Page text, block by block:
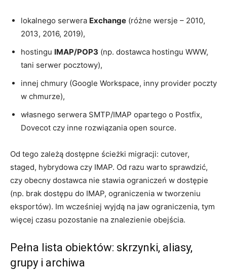
lokalnego serwera Exchange (różne wersje – 2010,
2013, 2016, 2019),
hostingu IMAP/POP3 (np. dostawca hostingu WWW,
tani serwer pocztowy),
innej chmury (Google Workspace, inny provider poczty
w chmurze),
własnego serwera SMTP/IMAP opartego o Postfix,
Dovecot czy inne rozwiązania open source.
Od tego zależą dostępne ścieżki migracji: cutover,
staged, hybrydowa czy IMAP. Od razu warto sprawdzić,
czy obecny dostawca nie stawia ograniczeń w dostępie
(np. brak dostępu do IMAP, ograniczenia w tworzeniu
eksportów). Im wcześniej wyjdą na jaw ograniczenia, tym
więcej czasu pozostanie na znalezienie obejścia.
Pełna lista obiektów: skrzynki, aliasy,
grupy i archiwa